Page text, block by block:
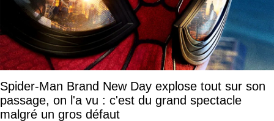
Spider-Man Brand New Day explose tout sur son
passage, on l'a vu : c'est du grand spectacle
malgré un gros défaut